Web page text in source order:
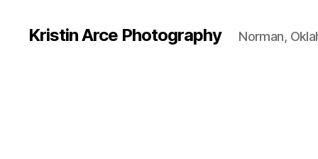
Kristin Arce Photography Norman,